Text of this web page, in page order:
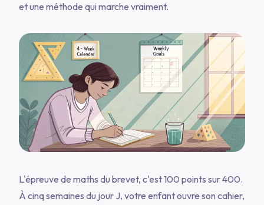
et une méthode qui marche vraiment.
L'épreuve de maths du brevet, c'est 100 points sur 400.
À cinq semaines du jour J, votre enfant ouvre son cahier,